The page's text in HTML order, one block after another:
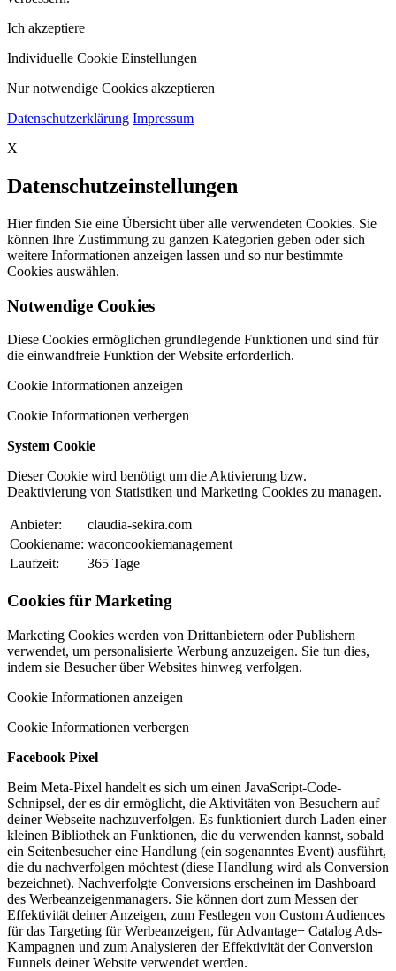
Ich akzeptiere
Individuelle Cookie Einstellungen
Nur notwendige Cookies akzeptieren
Datenschutzerklärung Impressum
X
Datenschutzeinstellungen
Hier finden Sie eine Übersicht über alle verwendeten Cookies. Sie
können Ihre Zustimmung zu ganzen Kategorien geben oder sich
weitere Informationen anzeigen lassen und so nur bestimmte
Cookies auswählen.
Notwendige Cookies
Diese Cookies ermöglichen grundlegende Funktionen und sind für
die einwandfreie Funktion der Website erforderlich.
Cookie Informationen anzeigen
Cookie Informationen verbergen
System Cookie
Dieser Cookie wird benötigt um die Aktivierung bzw.
Deaktivierung von Statistiken und Marketing Cookies zu managen.
Anbieter:
claudia-sekira.com
Cookiename: waconcookiemanagement
Laufzeit:
365 Tage
Cookies für Marketing
Marketing Cookies werden von Drittanbietern oder Publishern
verwendet, um personalisierte Werbung anzuzeigen. Sie tun dies,
indem sie Besucher über Websites hinweg verfolgen.
Cookie Informationen anzeigen
Cookie Informationen verbergen
Facebook Pixel
Beim Meta-Pixel handelt es sich um einen JavaScript-Code-
Schnipsel, der es dir ermöglicht, die Aktivitäten von Besuchern auf
deiner Webseite nachzuverfolgen. Es funktioniert durch Laden einer
kleinen Bibliothek an Funktionen, die du verwenden kannst, sobald
ein Seitenbesucher eine Handlung (ein sogenanntes Event) ausführt,
die du nachverfolgen möchtest (diese Handlung wird als Conversion
bezeichnet). Nachverfolgte Conversions erscheinen im Dashboard
des Werbeanzeigenmanagers. Sie können dort zum Messen der
Effektivität deiner Anzeigen, zum Festlegen von Custom Audiences
für das Targeting für Werbeanzeigen, für Advantage+ Catalog Ads-
Kampagnen und zum Analysieren der Effektivität der Conversion
Funnels deiner Website verwendet werden.